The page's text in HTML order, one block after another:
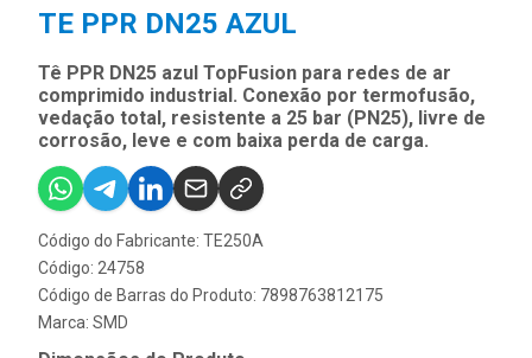
TE PPR DN25 AZUL
Tê PPR DN25 azul TopFusion para redes de ar
comprimido industrial. Conexão por termofusão,
vedação total, resistente a 25 bar (PN25), livre de
corrosão, leve e com baixa perda de carga.
Código do Fabricante: TE250A
Código: 24758
Código de Barras do Produto: 7898763812175
Marca: SMD